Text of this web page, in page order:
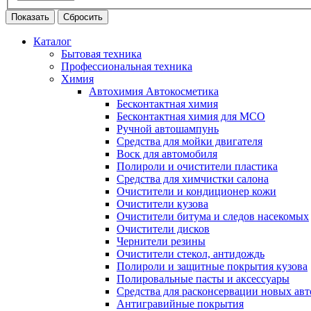
Каталог
Бытовая техника
Профессиональная техника
Химия
Автохимия Автокосметика
Бесконтактная химия
Бесконтактная химия для МСО
Ручной автошампунь
Средства для мойки двигателя
Воск для автомобиля
Полироли и очистители пластика
Средства для химчистки салона
Очистители и кондиционер кожи
Очистители кузова
Очистители битума и следов насекомых
Очистители дисков
Чернители резины
Очистители стекол, антидождь
Полироли и защитные покрытия кузова
Полировальные пасты и аксессуары
Средства для расконсервации новых
Антигравийные покрытия